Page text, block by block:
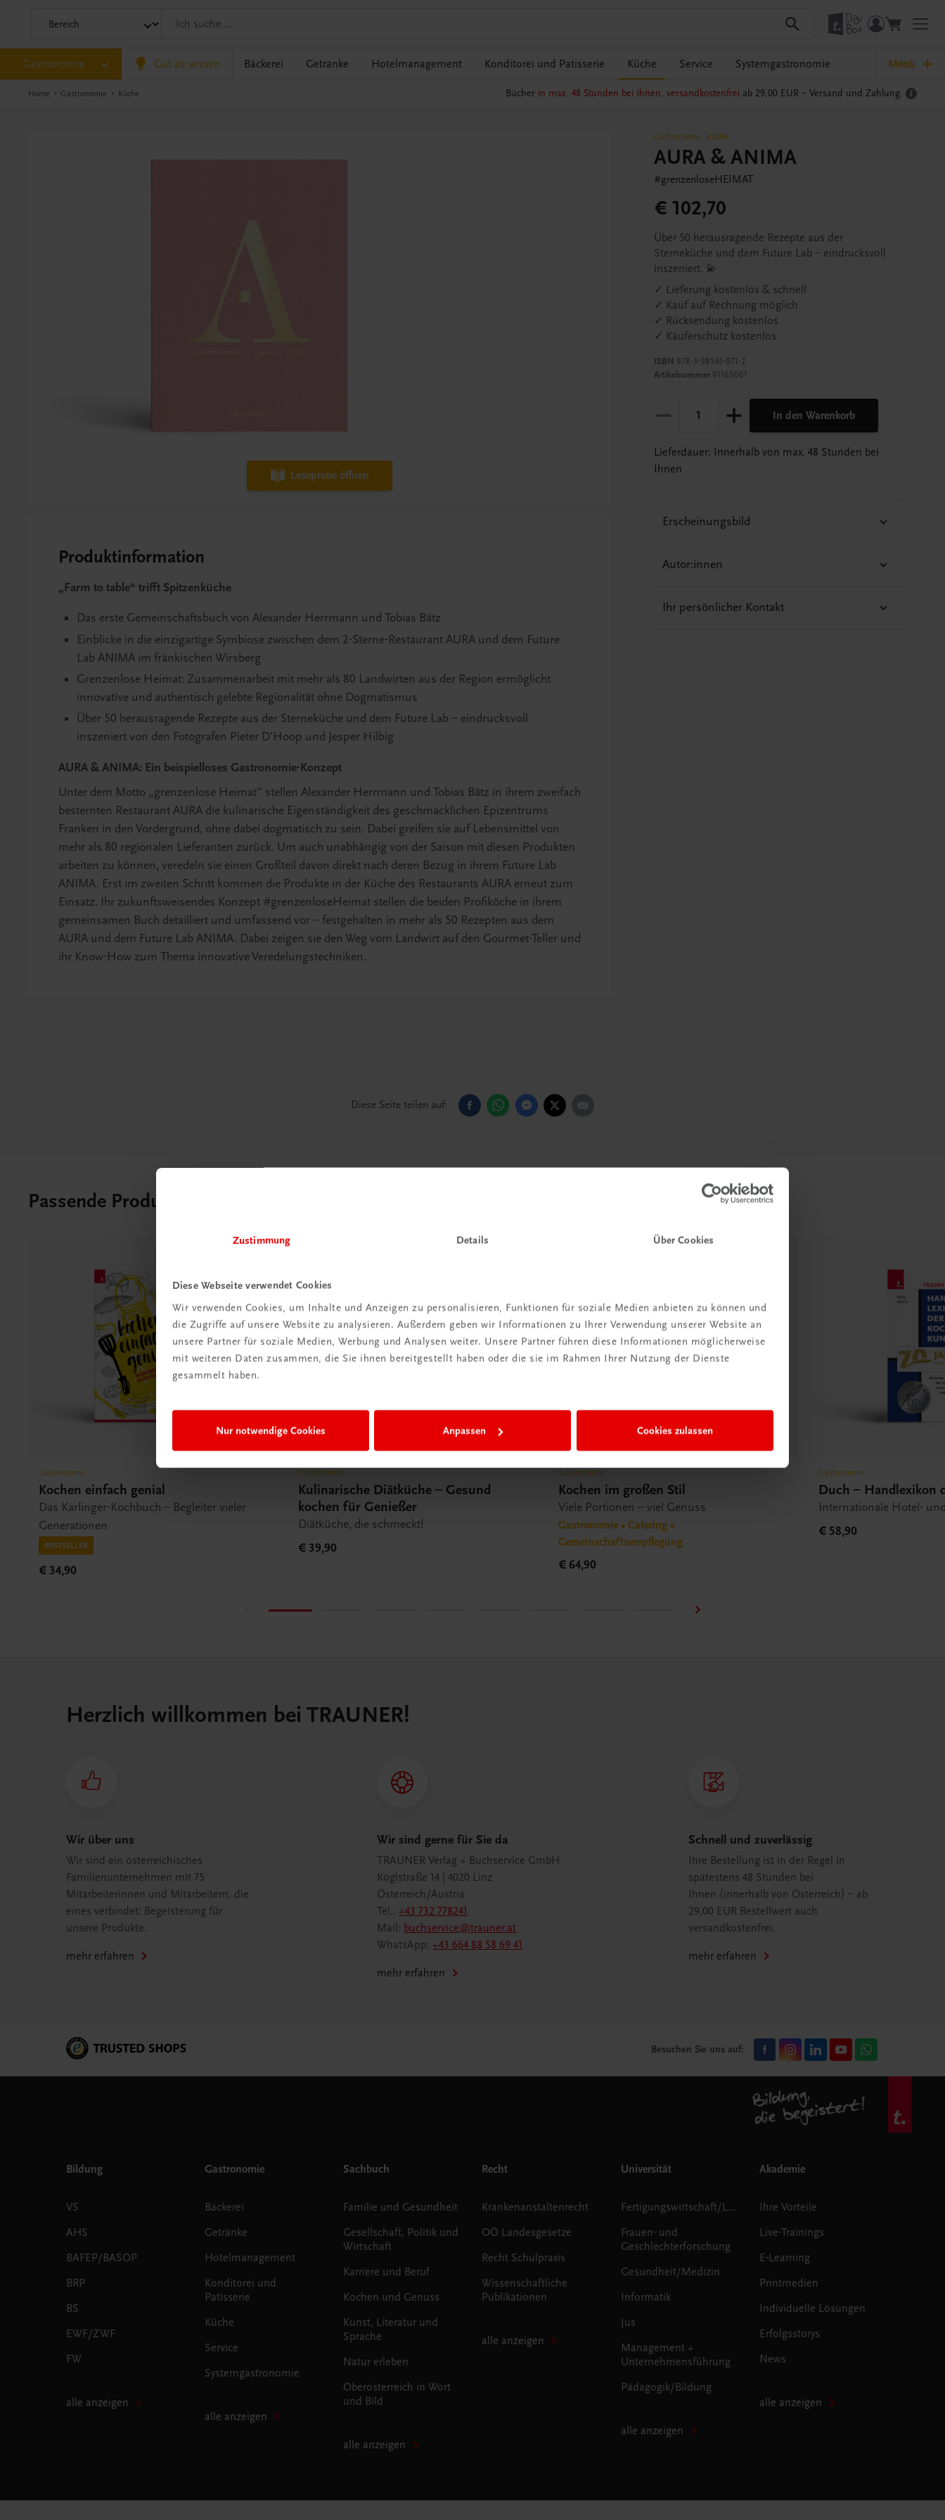
Zustimmung Details Über Cookies
Diese Webseite verwendet Cookies
Wir verwenden Cookies, um Inhalte und Anzeigen zu personalisieren, Funktionen für soziale Medien anbieten zu können und
die Zugriffe auf unsere Website zu analysieren. Außerdem geben wir Informationen zu Ihrer Verwendung unserer Website an
unsere Partner für soziale Medien, Werbung und Analysen weiter. Unsere Partner führen diese Informationen möglicherweise
mit weiteren Daten zusammen, die Sie ihnen bereitgestellt haben oder die sie im Rahmen Ihrer Nutzung der Dienste
gesammelt haben.
Nur notwendige Cookies Anpassen Cookies zulassen
Gastronomie Gut zu wissen Bäckerei Getränke Hotelmanagement Konditorei und Patisserie Küche Service Systemgastronomie Menü
Home Gastronomie Küche Bücher in max. 48 Stunden bei Ihnen, versandkostenfrei ab 29,00 EUR – Versand und Zahlung
Gastronomie - Küche
AURA & ANIMA
#grenzenloseHEIMAT
Leseprobe öffnen
€ 102,70
Über 50 herausragende Rezepte aus der
Sterneküche und dem Future Lab – eindrucksvoll
inszeniert. 💫
✓ Lieferung kostenlos & schnell
✓ Kauf auf Rechnung möglich
✓ Rücksendung kostenlos
✓ Käuferschutz kostenlos
ISBN 978-3-98541-071-2
Artikelnummer91165061
In den Warenkorb
Lieferdauer: Innerhalb von max. 48 Stunden bei
Ihnen
Erscheinungsbild
Autor:innen
Ihr persönlicher Kontakt
Produktinformation
„Farm to table“ trifft Spitzenküche
Das erste Gemeinschaftsbuch von Alexander Herrmann und Tobias Bätz
Einblicke in die einzigartige Symbiose zwischen dem 2-Sterne-Restaurant AURA und dem Future
Lab ANIMA im fränkischen Wirsberg
Grenzenlose Heimat: Zusammenarbeit mit mehr als 80 Landwirten aus der Region ermöglicht
innovative und authentisch gelebte Regionalität ohne Dogmatismus
Über 50 herausragende Rezepte aus der Sterneküche und dem Future Lab – eindrucksvoll
inszeniert von den Fotografen Pieter D'Hoop und Jesper Hilbig
AURA & ANIMA: Ein beispielloses Gastronomie-Konzept
Unter dem Motto „grenzenlose Heimat“ stellen Alexander Herrmann und Tobias Bätz in ihrem zweifach
besternten Restaurant AURA die kulinarische Eigenständigkeit des geschmacklichen Epizentrums
Franken in den Vordergrund, ohne dabei dogmatisch zu sein. Dabei greifen sie auf Lebensmittel von
mehr als 80 regionalen Lieferanten zurück. Um auch unabhängig von der Saison mit diesen Produkten
arbeiten zu können, veredeln sie einen Großteil davon direkt nach deren Bezug in ihrem Future Lab
ANIMA. Erst im zweiten Schritt kommen die Produkte in der Küche des Restaurants AURA erneut zum
Einsatz. Ihr zukunftsweisendes Konzept #grenzenloseHeimat stellen die beiden Profiköche in ihrem
gemeinsamen Buch detailliert und umfassend vor – festgehalten in mehr als 50 Rezepten aus dem
AURA und dem Future Lab ANIMA. Dabei zeigen sie den Weg vom Landwirt auf den Gourmet-Teller und
ihr Know-How zum Thema innovative Veredelungstechniken.
Diese Seite teilen auf:
Passende Produkte
Gastronomie
Kochen einfach genial
Das Karlinger-Kochbuch – Begleiter vieler
Generationen
BESTSELLER
€ 34,90
Gastronomie
Kulinarische Diätküche – Gesund
kochen für Genießer
Diätküche, die schmeckt!
€ 39,90
Gastronomie
Kochen im großen Stil
Viele Portionen – viel Genuss
Gastronomie • Catering •
Gemeinschaftsverpflegung
€ 64,90
Gastronomie
Duch – Handlexikon
Internationale Hotel-
€ 58,90
Herzlich willkommen bei TRAUNER!
Wir über uns
Wir sind ein österreichisches
Familienunternehmen mit 75
Mitarbeiterinnen und Mitarbeitern, die
eines verbindet: Begeisterung für
unsere Produkte.
mehr erfahren
Wir sind gerne für Sie da
TRAUNER Verlag + Buchservice GmbH
Köglstraße 14 | 4020 Linz
Österreich/Austria
Tel.:+43 732 778241
Mail: buchservice@trauner.at
WhatsApp:+43 664 88 58 69 41
mehr erfahren
Schnell und zuverlässig
Ihre Bestellung ist in der Regel in
spätestens 48 Stunden bei
Ihnen (innerhalb von Österreich) – ab
29,00 EUR Bestellwert auch
versandkostenfrei.
mehr erfahren
Besuchen Sie uns auf:
Bildung
VS
AHS
BAFEP/BASOP
BRP
BS
EWF/ZWF
FW
alle anzeigen
Gastronomie
Bäckerei
Getränke
Hotelmanagement
Konditorei und
Patisserie
Küche
Service
Systemgastronomie
alle anzeigen
Sachbuch
Familie und Gesundheit
Gesellschaft, Politik und
Wirtschaft
Karriere und Beruf
Kochen und Genuss
Kunst, Literatur und
Sprache
Natur erleben
Oberösterreich in Wort
und Bild
alle anzeigen
Recht
Krankenanstaltenrecht
OÖ Landesgesetze
Recht Schulpraxis
Wissenschaftliche
Publikationen
alle anzeigen
Universität
Fertigungswirtschaft/Logistik
Frauen- und
Geschlechterforschung
Gesundheit/Medizin
Informatik
Jus
Management +
Unternehmensführung
Pädagogik/Bildung
alle anzeigen
Akademie
Ihre Vorteile
Live-Trainings
E-Learning
Printmedien
Individuelle Lösungen
Erfolgsstorys
News
alle anzeigen